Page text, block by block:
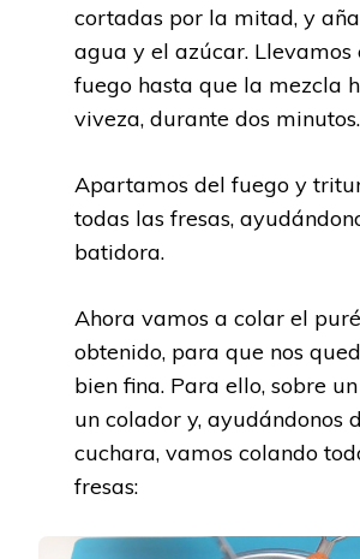
cortadas por la mitad, y
agua y el azúcar. Llevamos
fuego hasta que la mezcla
viveza, durante dos minutos.
Apartamos del fuego y
todas las fresas,
batidora.
Ahora vamos a colar el
obtenido, para que nos
bien fina. Para ello, sobre
un colador y, ayudándonos
cuchara, vamos colando
fresas: